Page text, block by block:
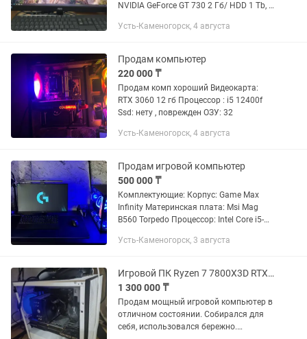
NVIDIA GeForce GT 730 2 Гб/ HDD 1 Tb, в
Усть-Каменогорск, 4 августа
Продам компьютер
220 000 ₸
Продам комп хороший Видеокарта:
RTX 3060 12 гб Процессор : i5 12400f
Ssd: нету , поврежден ОЗУ: 32
Усть-Каменогорск, 4 августа
Продам игровой компьютер
500 000 ₸
Комплектующие: Корпус: Game Max
Infinity Материнская плата: Msi Mag
B560 Torpedo Процессор: Intel Core i5-
Aorus Elite 8Gb Райзер для видеокарты:
Усть-Каменогорск, 3 августа
Игровой ПК Ryzen 7 7800X3D RTX 4080 SUPER монитор 360 Гц полный комплект
1 300 000 ₸
Продам мощный игровой компьютер в
отличном состоянии. Собирался для
себя, использовался бережно.